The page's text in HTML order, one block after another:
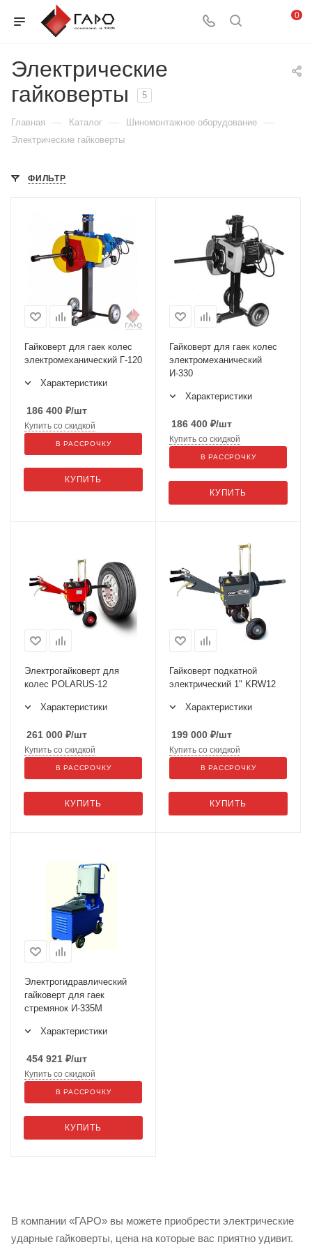
0
Электрические
гайковерты
5
Главная — Каталог — Шиномонтажное оборудование —
Электрические гайковерты
ФИЛЬТР
Гайковерт для гаек колес
электромеханический Г-120
Характеристики
186 400 ₽/шт
КУПИТЬ
Купить со скидкой
В РАССРОЧКУ
Гайковерт для гаек колес
электромеханический
И-330
Характеристики
186 400 ₽/шт
КУПИТЬ
Купить со скидкой
В РАССРОЧКУ
Электрогайковерт для
колес POLARUS-12
Характеристики
261 000 ₽/шт
КУПИТЬ
Купить со скидкой
В РАССРОЧКУ
Гайковерт подкатной
электрический 1" KRW12
Характеристики
199 000 ₽/шт
КУПИТЬ
Купить со скидкой
В РАССРОЧКУ
Электрогидравлический
гайковерт для гаек
стремянок И-335М
Характеристики
454 921 ₽/шт
КУПИТЬ
Купить со скидкой
В РАССРОЧКУ
В компании «ГАРО» вы можете приобрести электрические
ударные гайковерты, цена на которые вас приятно удивит.